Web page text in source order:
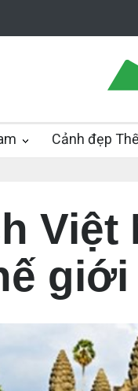
Cảnh đẹp
Việt
giới